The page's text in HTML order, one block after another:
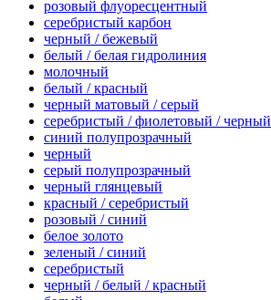
розовый флуоресцентный
серебристый карбон
черный / бежевый
белый / белая гидролиния
молочный
белый / красный
черный матовый / серый
серебристый / фиолетовый / черный
синий полупрозрачный
черный
серый полупрозрачный
черный глянцевый
красный / серебристый
розовый / синий
белое золото
зеленый / синий
серебристый
черный / белый / красный